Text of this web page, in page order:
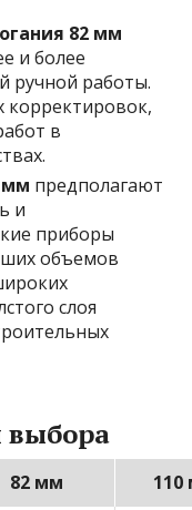
82 мм
и более
ручной работы.
корректировок,
в
мм предполагают
и
приборы
объемов
слоя
82 мм